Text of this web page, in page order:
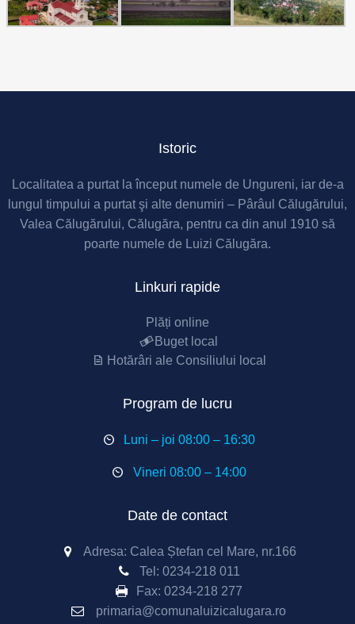
Istoric
Localitatea a purtat la început numele de Ungureni, iar de-a
lungul timpului a purtat şi alte denumiri – Pârâul Călugărului,
Valea Călugărului, Călugăra, pentru ca din anul 1910 să
poarte numele de Luizi Călugăra.
Linkuri rapide
Plăți online
Buget local
Hotărâri ale Consiliului local
Program de lucru
Luni – joi 08:00 – 16:30
Vineri 08:00 – 14:00
Date de contact
Adresa: Calea Ștefan cel Mare, nr.166
Tel: 0234-218 011
Fax: 0234-218 277
primaria@comunaluizicalugara.ro